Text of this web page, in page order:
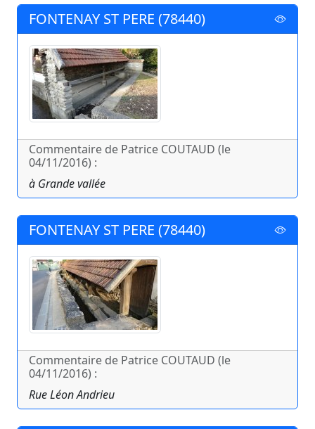
FONTENAY ST PERE (78440)
Commentaire de Patrice COUTAUD (le
04/11/2016) :
à Grande vallée
FONTENAY ST PERE (78440)
Commentaire de Patrice COUTAUD (le
04/11/2016) :
Rue Léon Andrieu